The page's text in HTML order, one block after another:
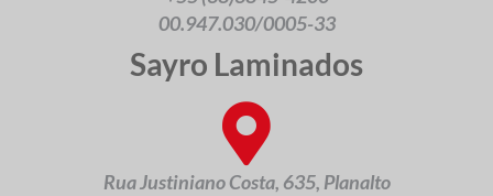
00.947.030/0005-33
Sayro Laminados
Rua Justiniano Costa, 635, Planalto